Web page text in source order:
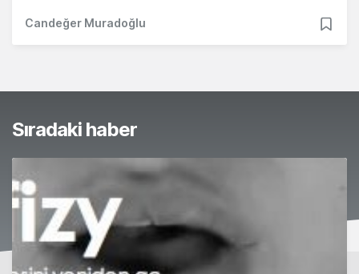
Candeğer Muradoğlu
Sıradaki haber